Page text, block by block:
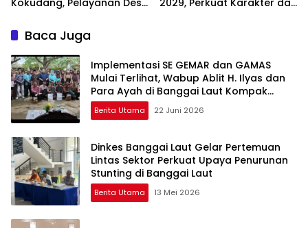
Kokudang, Pelayanan Desa
2029, Perkuat Karakter dan
Baca Juga
Implementasi SE GEMAR dan GAMAS
Mulai Terlihat, Wabup Ablit H. Ilyas dan
Para Ayah di Banggai Laut Kompak
Ambil Rapor Anak
Berita Utama 22 Juni 2026
Dinkes Banggai Laut Gelar Pertemuan
Lintas Sektor Perkuat Upaya Penurunan
Stunting di Banggai Laut
Berita Utama 13 Mei 2026